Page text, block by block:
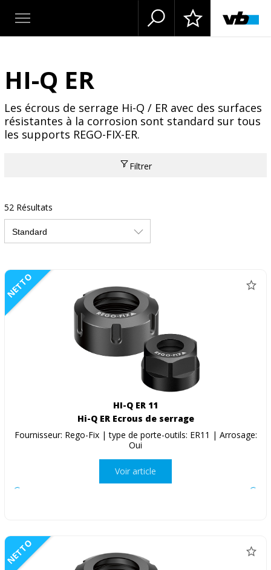
HI-Q ER
Les écrous de serrage Hi-Q / ER avec des surfaces
résistantes à la corrosion sont standard sur tous
les supports REGO-FIX-ER.
Filtrer
52 Résultats
NETTO
HI-Q ER 11
Hi-Q ER Ecrous de serrage
Fournisseur: Rego-Fix | type de porte-outils: ER11 | Arrosage:
Oui
Voir article
NETTO